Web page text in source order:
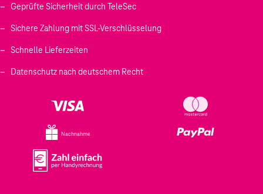
Geprüfte Sicherheit durch TeleSec
Sichere Zahlung mit SSL-Verschlüsselung
Schnelle Lieferzeiten
Datenschutz nach deutschem Recht
Nachnahme